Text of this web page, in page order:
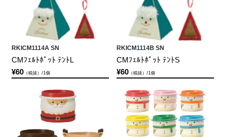
RKICM1114A SN
CMﾌｪﾙﾄﾎﾟｯﾄ ﾃﾝﾄL
¥60（税抜）/1個
RKICM1114B SN
CMﾌｪﾙﾄﾎﾟｯﾄ ﾃﾝﾄS
¥60（税抜）/1個